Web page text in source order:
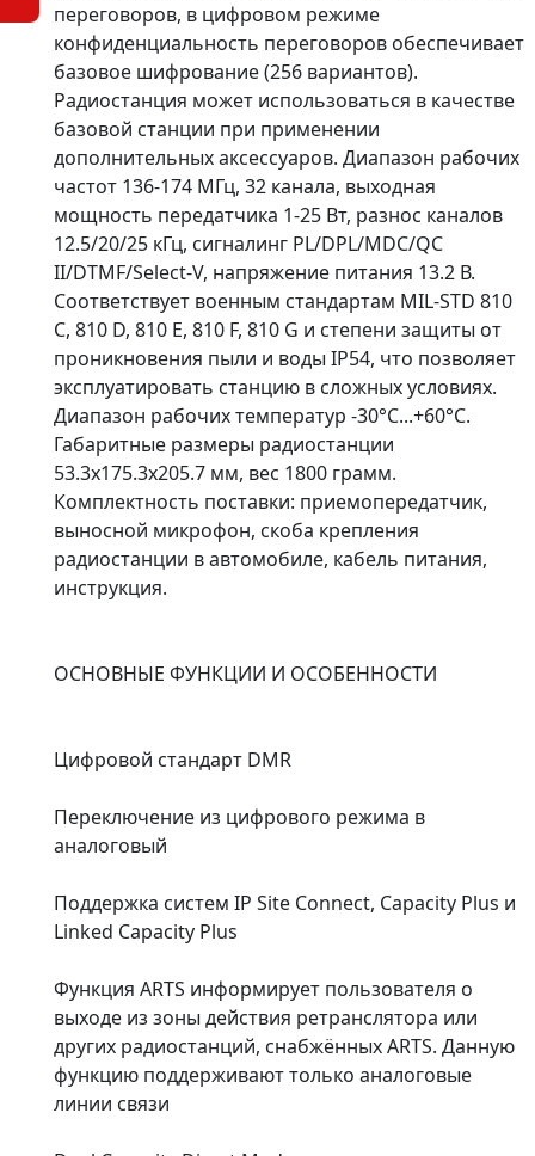
переговоров, в цифровом режиме
конфиденциальность переговоров обеспечивает
базовое шифрование (256 вариантов).
Радиостанция может использоваться в качестве
базовой станции при применении
дополнительных аксессуаров. Диапазон рабочих
частот 136-174 МГц, 32 канала, выходная
мощность передатчика 1-25 Вт, разнос каналов
12.5/20/25 кГц, сигналинг PL/DPL/MDC/QC
II/DTMF/Select-V, напряжение питания 13.2 В.
Соответствует военным стандартам MIL-STD 810
C, 810 D, 810 E, 810 F, 810 G и степени защиты от
проникновения пыли и воды IP54, что позволяет
эксплуатировать станцию в сложных условиях.
Диапазон рабочих температур -30°С...+60°С.
Габаритные размеры радиостанции
53.3x175.3x205.7 мм, вес 1800 грамм.
Комплектность поставки: приемопередатчик,
выносной микрофон, скоба крепления
радиостанции в автомобиле, кабель питания,
инструкция.
ОСНОВНЫЕ ФУНКЦИИ И ОСОБЕННОСТИ
Цифровой стандарт DMR
Переключение из цифрового режима в
аналоговый
Поддержка систем IP Site Connect, Capacity Plus и
Linked Capacity Plus
Функция ARTS информирует пользователя о
выходе из зоны действия ретранслятора или
других радиостанций, снабжённых ARTS. Данную
функцию поддерживают только аналоговые
линии связи